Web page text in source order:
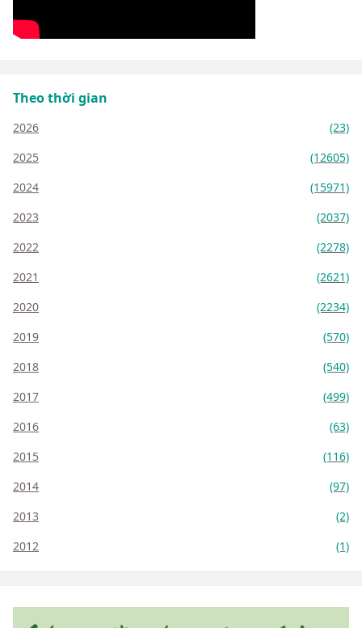
Theo thời gian
2026
(23)
2025
(12605)
2024
(15971)
2023
(2037)
2022
(2278)
2021
(2621)
2020
(2234)
2019
(570)
2018
(540)
2017
(499)
2016
(63)
2015
(116)
2014
(97)
2013
(2)
2012
(1)